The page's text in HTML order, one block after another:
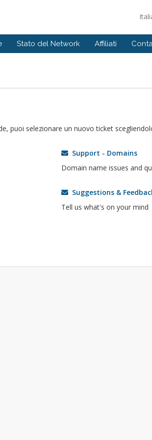
Stato del Network Affiliati
puoi selezionare un nuovo ticket
Support - Domains
Domain name issues and
Suggestions &
Tell us what's on your mind